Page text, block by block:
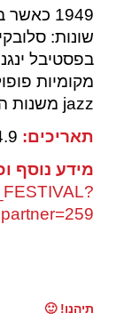
1949
שונות:
בפסטיבל
jazz משנות העשרים עד שנות הארבעים.
תאריכים:
מידע נוסף
תיהנו! 🙂